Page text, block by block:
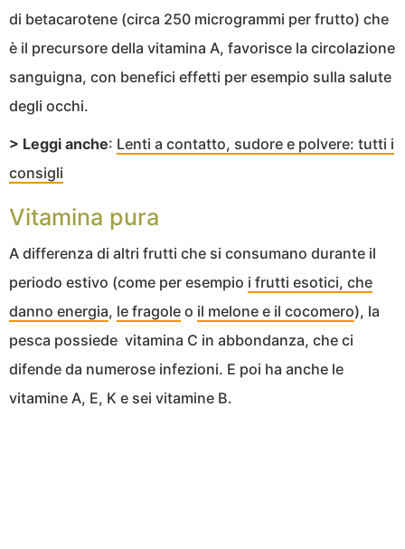
di betacarotene (circa 250 microgrammi per frutto) che
è il precursore della vitamina A, favorisce la circolazione
sanguigna, con benefici effetti per esempio sulla salute
degli occhi.
> Leggi anche: Lenti a contatto, sudore e polvere: tutti i
consigli
Vitamina pura
A differenza di altri frutti che si consumano durante il
periodo estivo (come per esempio i frutti esotici, che
danno energia, le fragole o il melone e il cocomero), la
pesca possiede vitamina C in abbondanza, che ci
difende da numerose infezioni. E poi ha anche le
vitamine A, E, K e sei vitamine B.